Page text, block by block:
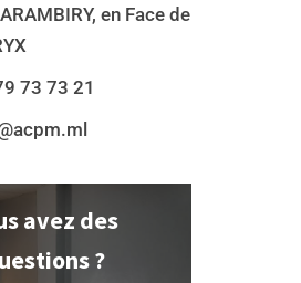
en Face de
73 73 21
avez des
?